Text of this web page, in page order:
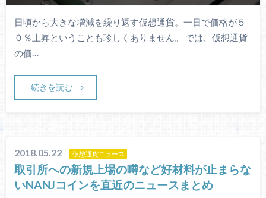
日頃から大きな増減を繰り返す仮想通貨。一日で価格が５
０％上昇ということも珍しくありません。 では、仮想通貨
の価…
続きを読む
2018.05.22 仮想通貨ニュース
取引所への新規上場の噂など好材料が止まらな
いNANJコインを直近のニュースまとめ